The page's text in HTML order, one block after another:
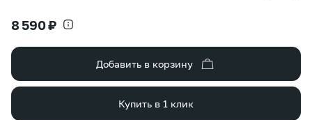
8 590 ₽
Добавить в корзину
Купить в 1 клик